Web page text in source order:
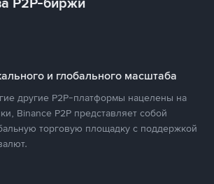
и глобального масштаба
другие P2P-платформы нацелены на
Binance P2P представляет собой
торговую площадку с поддержкой